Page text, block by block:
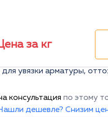
за кг
для увязки арматуры,
консультация по этому
дешевле? Снизим